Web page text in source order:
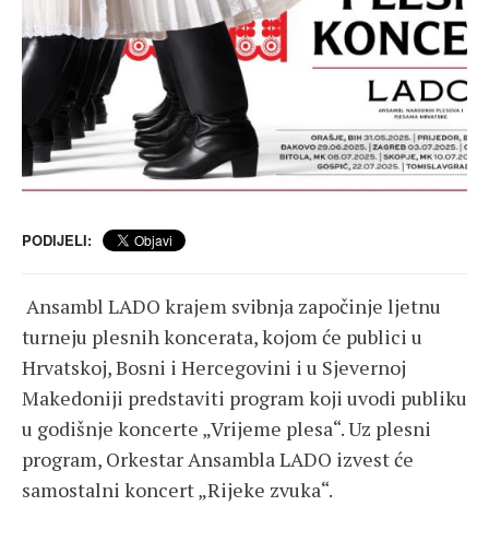
PODIJELI:
Ansambl LADO krajem svibnja započinje ljetnu
turneju plesnih koncerata, kojom će publici u
Hrvatskoj, Bosni i Hercegovini i u Sjevernoj
Makedoniji predstaviti program koji uvodi publiku
u godišnje koncerte „Vrijeme plesa“. Uz plesni
program, Orkestar Ansambla LADO izvest će
samostalni koncert „Rijeke zvuka“.